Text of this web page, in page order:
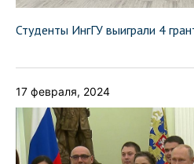
Студенты ИнгГУ выиграли 4
17 февраля, 2024